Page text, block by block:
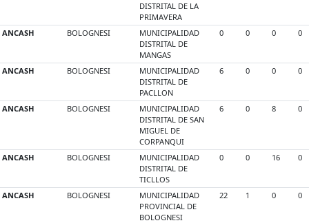
DISTRITAL DE LA
PRIMAVERA
ANCASH
BOLOGNESI
MUNICIPALIDAD
DISTRITAL DE
MANGAS
0 0 0 0
ANCASH BOLOGNESI
MUNICIPALIDAD
DISTRITAL DE
PACLLON
6 0 0 0
ANCASH BOLOGNESI
MUNICIPALIDAD
DISTRITAL DE SAN
MIGUEL DE
CORPANQUI
6 0 8 0
ANCASH BOLOGNESI
MUNICIPALIDAD
DISTRITAL DE
TICLLOS
0 0 16 0
ANCASH BOLOGNESI
MUNICIPALIDAD
PROVINCIAL DE
BOLOGNESI
22 1 0 0